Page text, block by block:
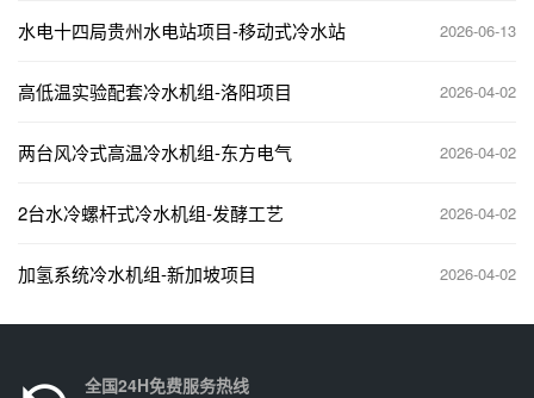
水电十四局贵州水电站项目-移动式冷水站 2026-06-13
高低温实验配套冷水机组-洛阳项目 2026-04-02
两台风冷式高温冷水机组-东方电气 2026-04-02
2台水冷螺杆式冷水机组-发酵工艺 2026-04-02
加氢系统冷水机组-新加坡项目 2026-04-02
全国24H免费服务热线